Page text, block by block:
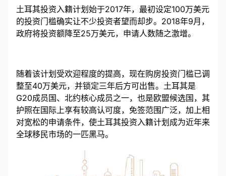
土耳其投资入籍计划始于2017年，最初设定100万美元
的投资门槛确实让不少投资者望而却步。2018年9月，
随着该计划受欢迎程度的提高，现在购房投资门槛已调
整至40万美元，并锁定三年后方可出售。土耳其是
G20成员国、北约核心成员之一，也是欧盟候选国，其
护照在国际上享有较高认可度，免签范围广泛，加上相
对宽松的申请条件，使土耳其投资入籍计划成为近年来